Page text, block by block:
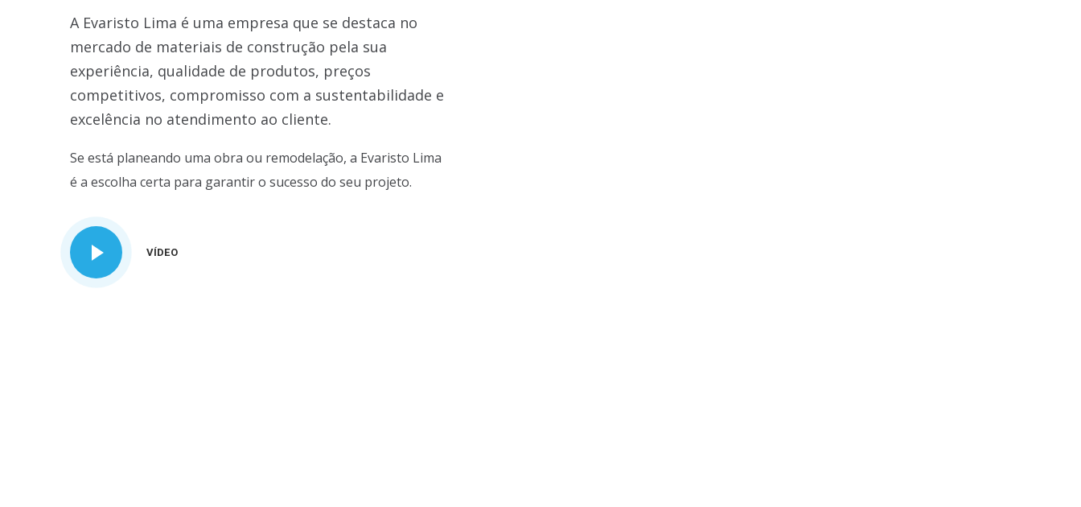
A Evaristo Lima é uma empresa que se destaca no
mercado de materiais de construção pela sua
experiência, qualidade de produtos, preços
competitivos, compromisso com a sustentabilidade e
excelência no atendimento ao cliente.
Se está planeando uma obra ou remodelação, a Evaristo Lima
é a escolha certa para garantir o sucesso do seu projeto.
VÍDEO